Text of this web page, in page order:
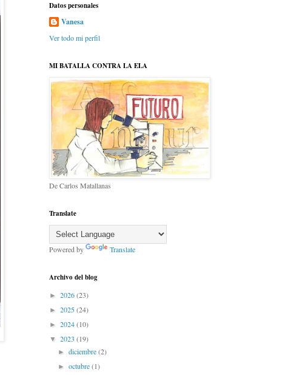
Datos personales
Vanesa
Ver todo mi perfil
MI BATALLA CONTRA LA ELA
De Carlos Matallanas
Translate
Powered by Translate
Archivo del blog
► 2026(23)
► 2025(24)
► 2024(10)
▼ 2023 (19)
►diciembre(2)
►octubre(1)